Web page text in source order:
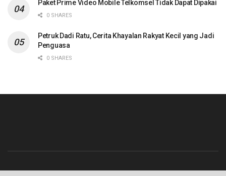
Paket Prime Video Mobile Telkomsel Tidak Dapat Dipakai
0 SHARES
Petruk Dadi Ratu, Cerita Khayalan Rakyat Kecil yang Jadi
Penguasa
0 SHARES